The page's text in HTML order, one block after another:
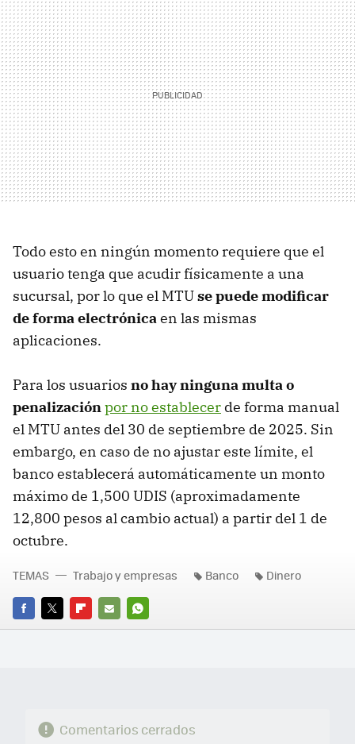
Todo esto en ningún momento requiere que el
usuario tenga que acudir físicamente a una
sucursal, por lo que el MTUse puede modificar
de forma electrónica en las mismas
aplicaciones.
Para los usuarios no hay ninguna multa o
penalización por no establecer de forma manual
el MTU antes del 30 de septiembre de 2025. Sin
embargo, en caso de no ajustar este límite, el
banco establecerá automáticamente un monto
máximo de 1,500 UDIS (aproximadamente
12,800 pesos al cambio actual) a partir del 1 de
octubre.
FACEBOOK
TWITTERFLIPBOARD
E-
WHATSAPP
TEMAS Trabajo y empresas Banco Dinero
Comentarios cerrados